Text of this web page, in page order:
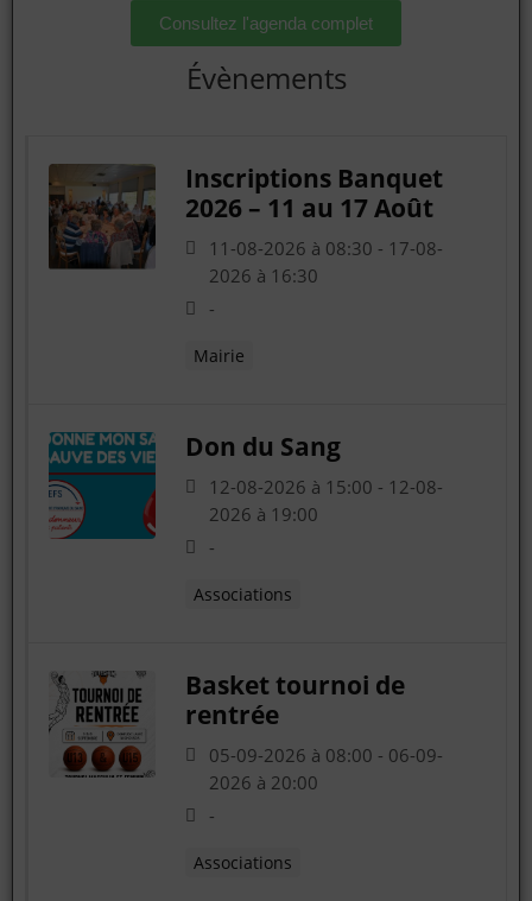
Consultez l'agenda complet
Évènements
Inscriptions Banquet
2026 – 11 au 17 Août
11-08-2026 à 08:30 - 17-08-
2026 à 16:30
-
Mairie
Don du Sang
12-08-2026 à 15:00 - 12-08-
2026 à 19:00
-
Associations
Basket tournoi de
rentrée
05-09-2026 à 08:00 - 06-09-
2026 à 20:00
-
Associations